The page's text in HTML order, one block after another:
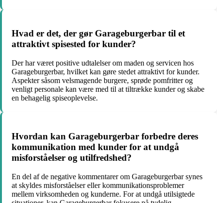
Hvad er det, der gør Garageburgerbar til et
attraktivt spisested for kunder?
Der har været positive udtalelser om maden og servicen hos
Garageburgerbar, hvilket kan gøre stedet attraktivt for kunder.
Aspekter såsom velsmagende burgere, sprøde pomfritter og
venligt personale kan være med til at tiltrække kunder og skabe
en behagelig spiseoplevelse.
Hvordan kan Garageburgerbar forbedre deres
kommunikation med kunder for at undgå
misforståelser og utilfredshed?
En del af de negative kommentarer om Garageburgerbar synes
at skyldes misforståelser eller kommunikationsproblemer
mellem virksomheden og kunderne. For at undgå utilsigtede